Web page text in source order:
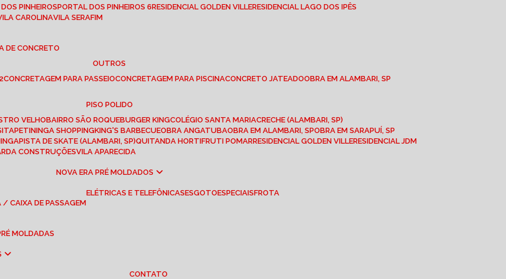
DOS PINHEIROS PORTAL DOS PINHEIROS 6 RESIDENCIAL GOLDEN VILLE RESIDENCIAL LAGO DOS IPÊS
VILA CAROLINA VILA SERAFIM
DE CONCRETO
OUTROS
CONCRETAGEM PARA PASSEIO CONCRETAGEM PARA PISCINA CONCRETO JATEADO
OBRA EM ALAMBARI, SP
PISO POLIDO
VELHO BAIRRO SÃO ROQUE BURGER KING COLÉGIO SANTA MARIA CRECHE (ALAMBARI, SP)
ITAPETININGA SHOPPING KING'S BARBECUE OBRA ANGATUBA OBRA EM ALAMBARI, SP
OBRA EM SARAPUÍ, SP
PISTA DE SKATE (ALAMBARI, SP) QUITANDA HORTIFRUTI POMAR RESIDENCIAL GOLDEN VILLE RESIDENCIAL JDM
CONSTRUÇÕES VILA APARECIDA
NOVA ERA PRÉ MOLDADOS
/ CAIXA DE PASSAGEM
ELÉTRICAS E TELEFÔNICAS ESGOTO ESPECIAIS FROTA
MOLDADAS
CONTATO